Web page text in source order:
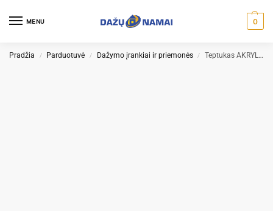
MENU 0
Pradžia / Parduotuvė / Dažymo įrankiai ir priemonės / Teptukas AKRYL – akriliniams dažams